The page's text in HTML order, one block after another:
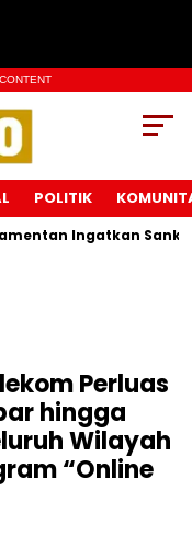
POLITIK
Ingatkan Sanksi
Perluas
hingga
Wilayah
“Online